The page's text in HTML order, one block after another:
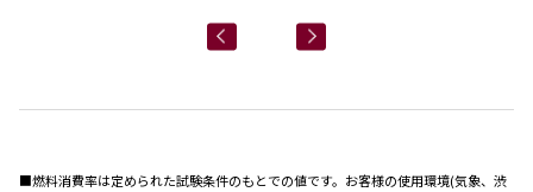
■燃料消費率は定められた試験条件のもとでの値です。お客様の使用環境(気象、渋